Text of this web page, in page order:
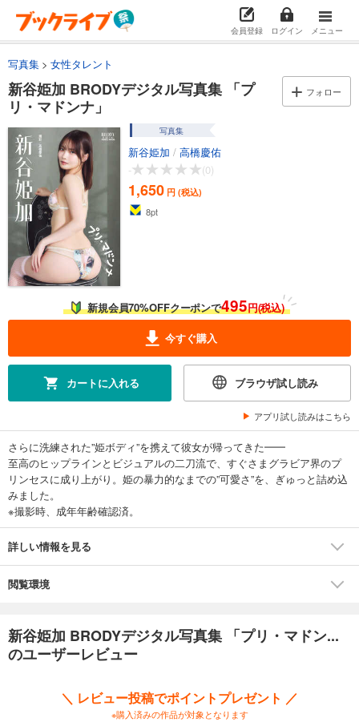
会員登録 ログイン メニュー
写真集 女性タレント
新谷姫加 BRODYデジタル写真集 「プ
リ・マドンナ」
フォロー
写真集
新谷姫加 / 高橋慶佑
-
(0)
1,650 円 (税込)
8pt
新規会員70%OFFクーポンで495円(税込)
今すぐ購入
カートに入れる ブラウザ試し読み
アプリ試し読みはこちら
さらに洗練された”姫ボディ”を携えて彼女が帰ってきた━━
至高のヒップラインとビジュアルの二刀流で、すぐさまグラビア界のプ
リンセスに成り上がり。姫の暴力的なまでの”可愛さ”を、ぎゅっと詰め込
みました。
※撮影時、成年年齢確認済。
詳しい情報を見る
閲覧環境
新谷姫加 BRODYデジタル写真集 「プリ・マドン...
のユーザーレビュー
＼ レビュー投稿でポイントプレゼント ／
※購入済みの作品が対象となります